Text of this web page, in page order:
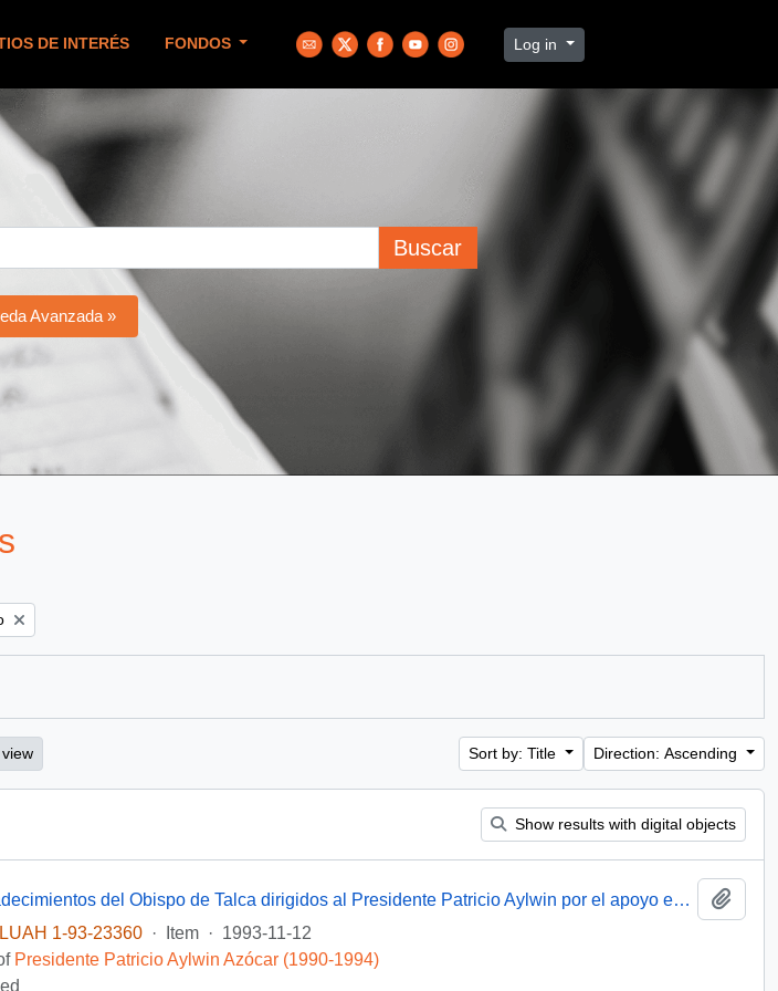
DE INTERÉS FONDOS Log in
Buscar
Avanzada »
Sort by: Title Direction: Ascending
Show results with digital objects
[Agradecimientos del Obispo de Talca dirigidos al Presidente Patricio Aylwin por el apoyo en la reconstrucción de la Iglesia Matriz de Curicó]
1-93-23360
· Item · 1993-11-12
Presidente Patricio Aylwin Azócar (1990-1994)